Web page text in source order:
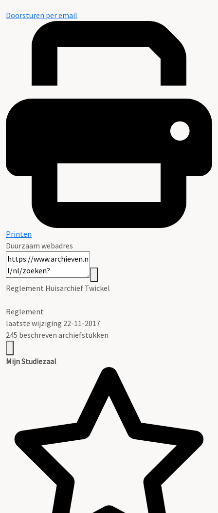
Doorsturen per email
Printen
Duurzaam webadres
Reglement Huisarchief Twickel
Reglement
laatste wijziging 22-11-2017
245 beschreven archiefstukken
Mijn Studiezaal